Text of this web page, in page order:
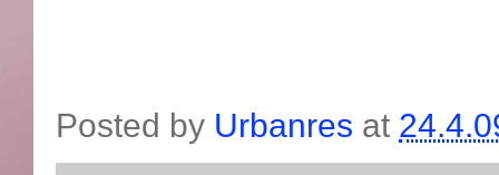
Posted by Urbanres at